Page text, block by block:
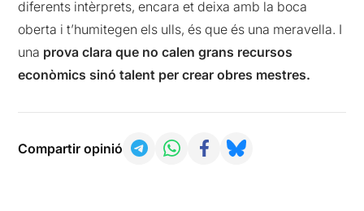
diferents intèrprets, encara et deixa amb la boca
oberta i t’humitegen els ulls, és que és una meravella. I
una prova clara que no calen grans recursos
econòmics sinó talent per crear obres mestres.
Compartir opinió